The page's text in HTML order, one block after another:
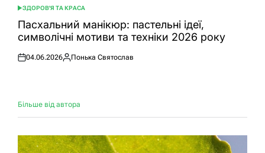
ОПУБЛІКУВАТИ
У
ЗДОРОВ'Я ТА КРАСА
Пасхальний манікюр: пастельні ідеї,
символічні мотиви та техніки 2026 року
Оприлюднено
04.06.2026
Опубліковано
Понька Святослав
Більше від автора